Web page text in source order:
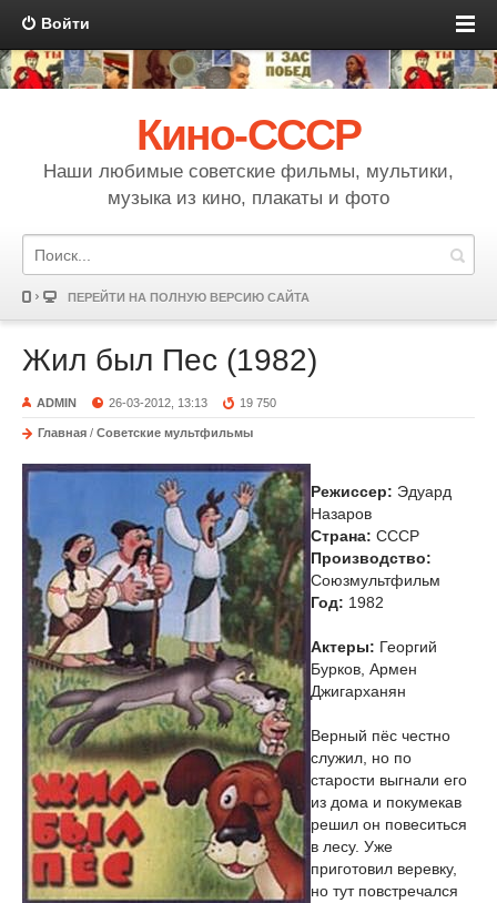
Войти
Кино-СССР
Наши любимые советские фильмы, мультики,
музыка из кино, плакаты и фото
ПЕРЕЙТИ НА ПОЛНУЮ ВЕРСИЮ САЙТА
Жил был Пес (1982)
ADMIN 26-03-2012, 13:13 19 750
Главная / Советские мультфильмы
Режиссер: Эдуард
Назаров
Страна: СССР
Производство:
Союзмультфильм
Год: 1982
Актеры: Георгий
Бурков, Армен
Джигарханян
Верный пёс честно
служил, но по
старости выгнали его
из дома и покумекав
решил он повеситься
в лесу. Уже
приготовил веревку,
но тут повстречался